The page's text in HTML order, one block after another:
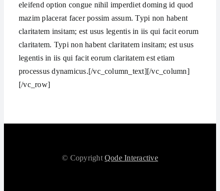
eleifend option congue nihil imperdiet doming id quod
mazim placerat facer possim assum. Typi non habent
claritatem insitam; est usus legentis in iis qui facit eorum
claritatem. Typi non habent claritatem insitam; est usus
legentis in iis qui facit eorum claritatem est etiam
processus dynamicus.[/vc_column_text][/vc_column]
[/vc_row]
© CopyrightQode Interactive